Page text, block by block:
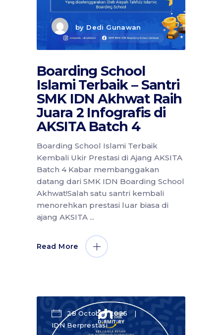
by Dedi Gunawan
Boarding School
Islami Terbaik – Santri
SMK IDN Akhwat Raih
Juara 2 Infografis di
AKSITA Batch 4
Boarding School Islami Terbaik
Kembali Ukir Prestasi di Ajang AKSITA
Batch 4 Kabar membanggakan
datang dari SMK IDN Boarding School
Akhwat!Salah satu santri kembali
menorehkan prestasi luar biasa di
ajang AKSITA
Read More
28 October 2025
IDN Berprestasi